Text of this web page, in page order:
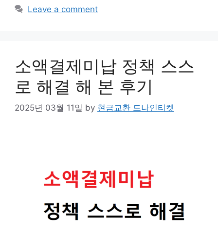
Leave a comment
소액결제미납 정책 스스
로 해결 해 본 후기
2025년 03월 11일 by 현금교환 드나인티켓